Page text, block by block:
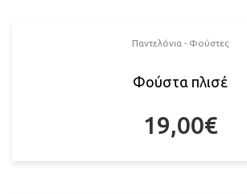
Παντελόνια - Φούστες
Φούστα πλισέ
19,00€